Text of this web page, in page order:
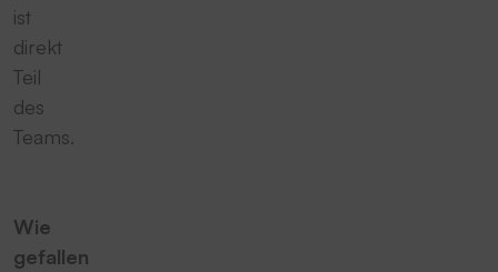
ist
direkt
Teil
des
Teams.
Wie
gefallen